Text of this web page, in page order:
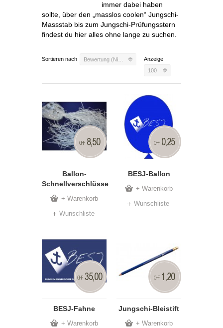
immer dabei haben
sollte, über den „masslos coolen“ Jungschi-
Massstab bis zum Jungschi-Prüfungsstern
findest du hier alles ohne lange zu suchen.
Sortieren nach
Anzeige
100
Ballon-
Schnellverschlüsse
CHF 8,50
+ Warenkorb
Wunschliste
BESJ-Ballon
CHF 0,25
+ Warenkorb
Wunschliste
BESJ-Fahne
CHF 35,00
+ Warenkorb
Jungschi-Bleistift
CHF 1,20
+ Warenkorb